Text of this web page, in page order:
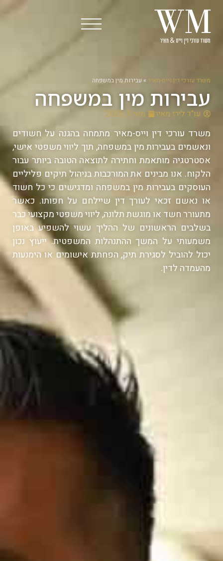
משרד עורכי דין וייס-מאיר » עבירות מין במשפחה
עבירות מין במשפחה
עו"ד לירז מאיר מאי 5, 2025
משרד עורכי דין וייס-מאיר מתמחה בהגנה על חשודים
ונאשמים בעבירות מין במשפחה, תוך ליווי משפטי אישי,
אסטרטגיה מותאמת וחתירה לתוצאה הטובה ביותר עבור
הלקוח. אנו מבינים את המורכבות בניהול תיקים פליליים
העוסקים בעבירות מין במשפחה ומדגישים כי כל חשוד
או נאשם זכאי לעורך דין שיילחם על חפותו. כאשר
מתעורר חשד או מוגשת תלונה, ליווי משפטי מקצועי כבר
בשלבים הראשונים של ההליך עשוי להשפיע באופן
משמעותי על המשך ההתנהלות המשפטית. ייעוץ נכון
יכול להוביל לסגירת תיק, הפחתת אישומים או הימנעות
מהעמדה לדין.